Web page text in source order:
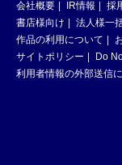
会社概要 IR情報 採
書店様向け
法人様一
作品の利用について
サイトポリシー
Do
利用者情報の外部送信